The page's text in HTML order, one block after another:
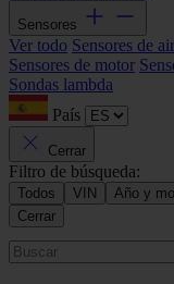
Sensores
Ver todo Sensores de
Sensores de motor
Sondas lambda
País
Cerrar
Filtro de búsqueda:
Todos VIN
Año y
Cerrar